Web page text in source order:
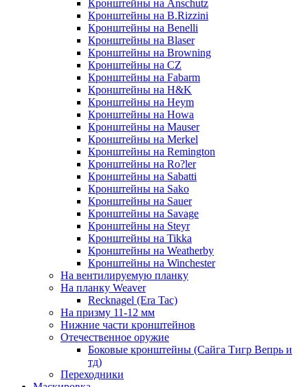
Кронштейны на Anschutz
Кронштейны на B.Rizzini
Кронштейны на Benelli
Кронштейны на Blaser
Кронштейны на Browning
Кронштейны на CZ
Кронштейны на Fabarm
Кронштейны на H&K
Кронштейны на Heym
Кронштейны на Howa
Кронштейны на Mauser
Кронштейны на Merkel
Кронштейны на Remington
Кронштейны на Ro?ler
Кронштейны на Sabatti
Кронштейны на Sako
Кронштейны на Sauer
Кронштейны на Savage
Кронштейны на Steyr
Кронштейны на Tikka
Кронштейны на Weatherby
Кронштейны на Winchester
На вентилируемую планку
На планку Weaver
Recknagel (Era Tac)
На призму 11-12 мм
Нижние части кронштейнов
Отечественное оружие
Боковые кронштейны (Сайга Тигр Вепрь и
тд)
Переходники